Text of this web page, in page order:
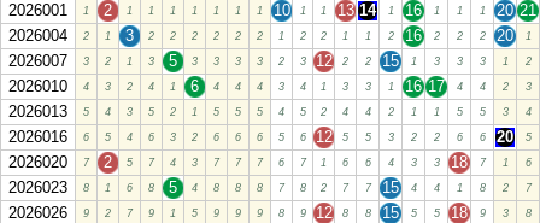
2026001
1 2 1 1 1 1 1 1 1 10 1 1 13 14 1 16 1 1 1 20 21
2026004
2 1 3 2 2 2 2 2 2 1 2 2 1 1 2 16 2 2 2 20 1
2026007 3 2 1 3 5 3 3 3 3 2 3 12 2 2 15 1 3 3 3 1 2
2026010 4 3 2 4 1 6 4 4 4 3 4 1 3 3 1 16 17 4 4 2 3
2026013 5 4 3 5 2 1 5 5 5 4 5 2 4 4 2 1 1 5 5 3 4
2026016 6 5 4 6 3 2 6 6 6 5 6 12 5 5 3 2 2 6 6 20 5
2026020 7 2 5 7 4 3 7 7 7 6 7 1 6 6 4 3 3 18 7 1 6
2026023 8 1 6 8 5 4 8 8 8 7 8 2 7 7 15 4 4 1 8 2 7
2026026 9 2 7 9 1 5 9 9 9 8 9 12 8 8 15 5 5 18 9 3 8